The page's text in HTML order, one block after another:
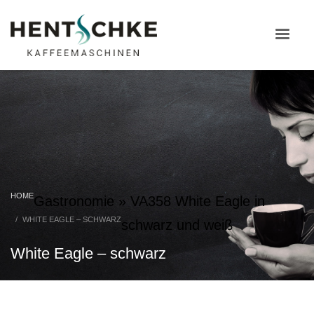
HOMEGastronomie » VA358 White Eagle in
schwarz und weiß
WHITE EAGLE – SCHWARZ
White Eagle – schwarz